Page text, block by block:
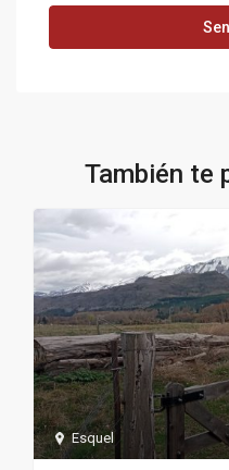
También te
Esquel